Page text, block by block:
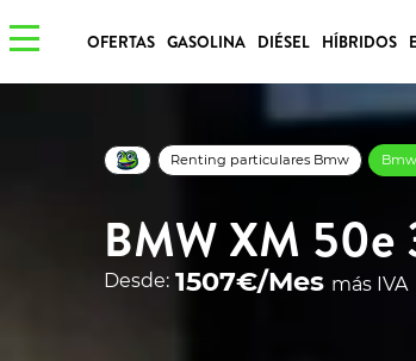
OFERTAS GASOLINA DIÉSEL HÍBRIDOS
Renting particulares Bmw
BMW XM 50e
Desde: 1507€/Mes más IVA